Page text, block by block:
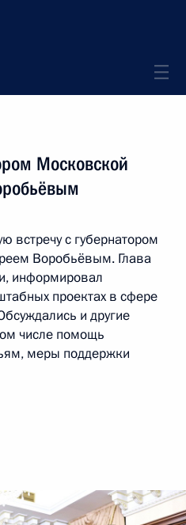
Московской
встречу с губернатором
Воробьёвым. Глава
информировал
проектах в сфере
и другие
числе помощь
меры поддержки